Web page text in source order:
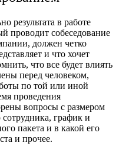
результата в работе
проводит собеседование
должен четко
и что хочет
что все будет влиять
перед человеком,
по той или иной
проведения
вопросы с размером
график и
пакета и в какой его
и прочее.